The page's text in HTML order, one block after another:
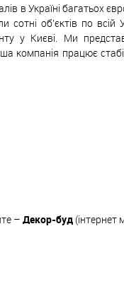
в Україні багатьох
об'єктів по
у Києві. Ми
компанія працює
– Декор-буд (інтернет